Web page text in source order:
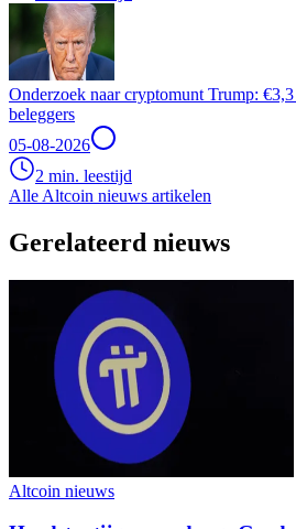
Onderzoek naar cryptomunt Trump:
beleggers
05-08-2026
2 min. leestijd
Alle Altcoin nieuws artikelen
Gerelateerd nieuws
Altcoin nieuws